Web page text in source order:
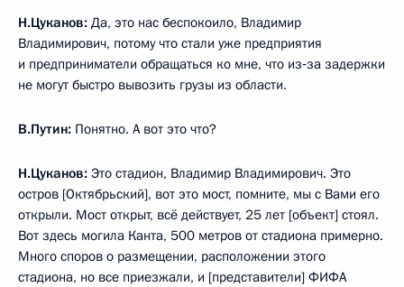
Н.Цуканов: Да, это нас беспокоило, Владимир
Владимирович, потому что стали уже предприятия
и предприниматели обращаться ко мне, что из‑за задержки
не могут быстро вывозить грузы из области.
В.Путин: Понятно. А вот это что?
Н.Цуканов: Это стадион, Владимир Владимирович. Это
остров [Октябрьский], вот это мост, помните, мы с Вами его
открыли. Мост открыт, всё действует, 25 лет [объект] стоял.
Вот здесь могила Канта, 500 метров от стадиона примерно.
Много споров о размещении, расположении этого
стадиона, но все приезжали, и [представители] ФИФА